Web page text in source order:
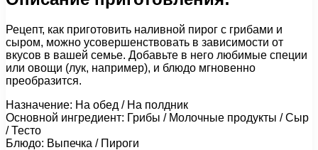
Рецепт, как приготовить наливной пирог с грибами и
сыром, можно усовершенствовать в зависимости от
вкусов в вашей семье. Добавьте в него любимые специи
или овощи (лук, например), и блюдо мгновенно
преобразится.
Назначение: На обед / На полдник
Основной ингредиент: Грибы / Молочные продукты / Сыр
/ Тесто
Блюдо: Выпечка / Пироги